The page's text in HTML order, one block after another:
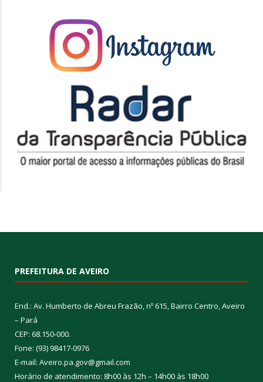
PREFEITURA DE AVEIRO
End.: Av. Humberto de Abreu Frazão, nº 615, Bairro Centro, Aveiro
– Pará
CEP: 68.150-000.
Fone: (93) 98417-0976
E-mail: Aveiro.pa.gov@gmail.com
Horário de atendimento: 8h00 às 12h – 14h00 às 18h00